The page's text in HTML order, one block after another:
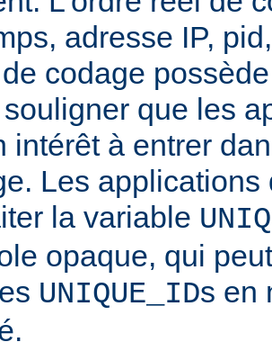
adresse IP,
codage
que les
intérêt à entrer
Les
la variable
opaque, qui
UNIQUE_IDs en